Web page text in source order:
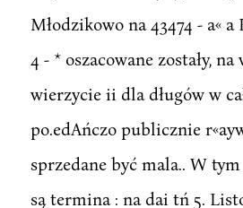
Młodzikowo na 43474 - a« a
4 - * oszacowane zostały, na
wierzycie ii dla długów w
po.edAńczo publicznie
sprzedane być mala.. W
są termina : na dai tń 5.